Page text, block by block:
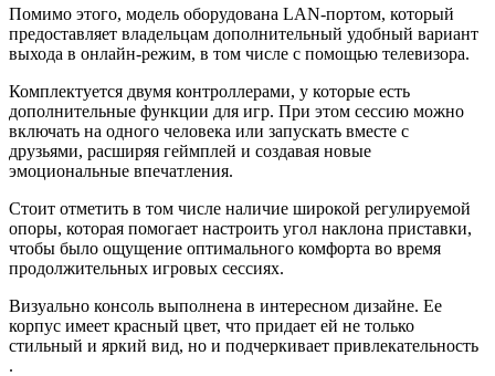
Помимо этого, модель оборудована LAN-портом, который
предоставляет владельцам дополнительный удобный вариант
выхода в онлайн-режим, в том числе с помощью телевизора.
Комплектуется двумя контроллерами, у которые есть
дополнительные функции для игр. При этом сессию можно
включать на одного человека или запускать вместе с
друзьями, расширяя геймплей и создавая новые
эмоциональные впечатления.
Стоит отметить в том числе наличие широкой регулируемой
опоры, которая помогает настроить угол наклона приставки,
чтобы было ощущение оптимального комфорта во время
продолжительных игровых сессиях.
Визуально консоль выполнена в интересном дизайне. Ее
корпус имеет красный цвет, что придает ей не только
стильный и яркий вид, но и подчеркивает привлекательность
.